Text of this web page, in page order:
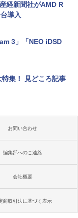
経新聞社がAMD R
導入
3」「NEO iDSD
集！ 見どころ記事
お問い合わせ
編集部へのご連絡
会社概要
商取引法に基づく表示